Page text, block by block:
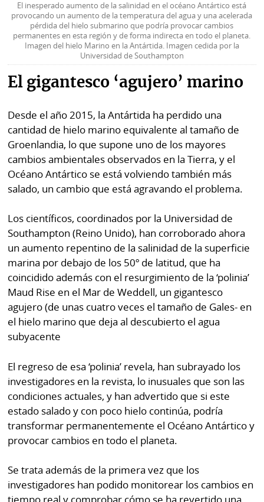
El inesperado aumento de la salinidad en el océano Antártico está
provocando un aumento de la temperatura del agua y una acelerada
pérdida del hielo submarino que podría provocar cambios
permanentes en esta región y de forma indirecta en todo el planeta.
Imagen del hielo Marino en la Antártida. Imagen cedida por la
Universidad de Southampton
El gigantesco ‘agujero’ marino
Desde el año 2015, la Antártida ha perdido una
cantidad de hielo marino equivalente al tamaño de
Groenlandia, lo que supone uno de los mayores
cambios ambientales observados en la Tierra, y el
Océano Antártico se está volviendo también más
salado, un cambio que está agravando el problema.
Los científicos, coordinados por la Universidad de
Southampton (Reino Unido), han corroborado ahora
un aumento repentino de la salinidad de la superficie
marina por debajo de los 50º de latitud, que ha
coincidido además con el resurgimiento de la ‘polinia’
Maud Rise en el Mar de Weddell, un gigantesco
agujero (de unas cuatro veces el tamaño de Gales- en
el hielo marino que deja al descubierto el agua
subyacente
El regreso de esa ‘polinia’ revela, han subrayado los
investigadores en la revista, lo inusuales que son las
condiciones actuales, y han advertido que si este
estado salado y con poco hielo continúa, podría
transformar permanentemente el Océano Antártico y
provocar cambios en todo el planeta.
Se trata además de la primera vez que los
investigadores han podido monitorear los cambios en